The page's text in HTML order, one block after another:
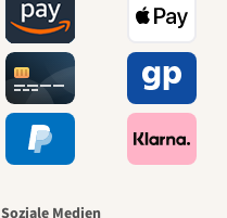
Soziale Medien